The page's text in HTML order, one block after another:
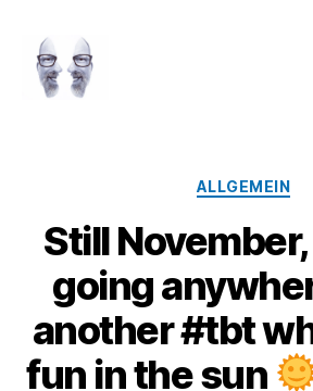
ALLGEMEIN
Still
going
another #tbt
fun in the sun